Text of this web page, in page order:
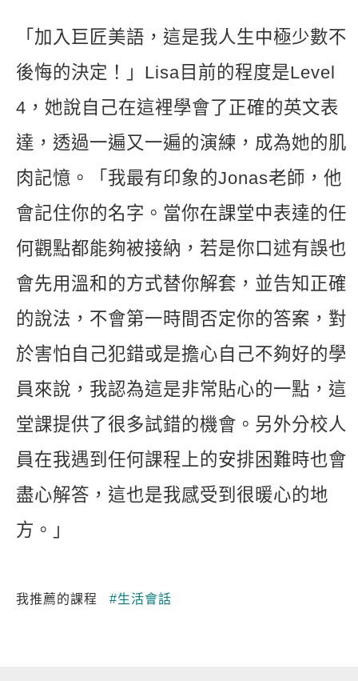
「加入巨匠美語，這是我人生中極少數不
後悔的決定！」Lisa目前的程度是Level
4，她說自己在這裡學會了正確的英文表
達，透過一遍又一遍的演練，成為她的肌
肉記憶。「我最有印象的Jonas老師，他
會記住你的名字。當你在課堂中表達的任
何觀點都能夠被接納，若是你口述有誤也
會先用溫和的方式替你解套，並告知正確
的說法，不會第一時間否定你的答案，對
於害怕自己犯錯或是擔心自己不夠好的學
員來說，我認為這是非常貼心的一點，這
堂課提供了很多試錯的機會。另外分校人
員在我遇到任何課程上的安排困難時也會
盡心解答，這也是我感受到很暖心的地
方。」
我推薦的課程#生活會話